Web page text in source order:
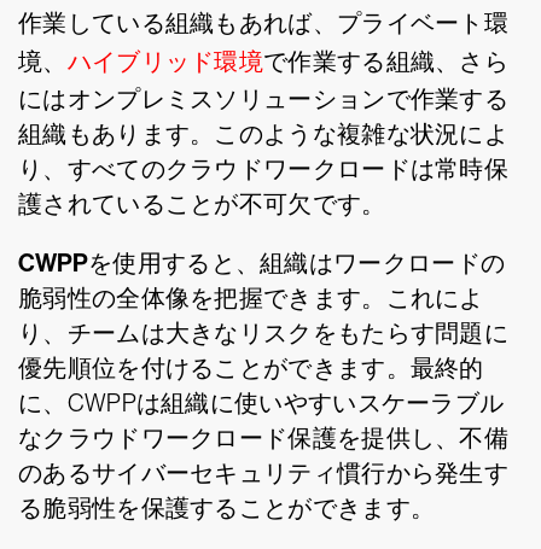
作業している組織もあれば、プライベート環
境、 ハイブリッド環境で作業する組織、さら
にはオンプレミスソリューションで作業する
組織もあります。このような複雑な状況によ
り、すべてのクラウドワークロードは常時保
護されていることが不可欠です。
CWPPを使用すると、組織はワークロードの
脆弱性の全体像を把握できます。これによ
り、チームは大きなリスクをもたらす問題に
優先順位を付けることができます。最終的
に、CWPPは組織に使いやすいスケーラブル
なクラウドワークロード保護を提供し、不備
のあるサイバーセキュリティ慣行から発生す
る脆弱性を保護することができます。